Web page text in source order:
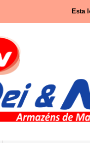
937 416 333 Esta